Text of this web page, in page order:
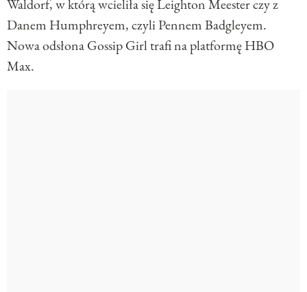
Waldorf, w którą wcieliła się Leighton Meester czy z
Danem Humphreyem, czyli Pennem Badgleyem.
Nowa odsłona Gossip Girl trafi na platformę HBO
Max.